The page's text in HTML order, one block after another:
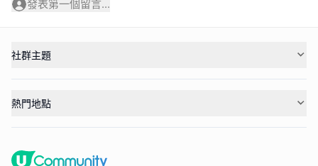
發表第一個留言...
社群主題
熱門地點